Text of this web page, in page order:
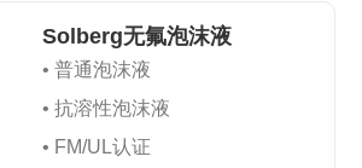
Solberg无氟泡沫液
• 普通泡沫液
• 抗溶性泡沫液
• FM/UL认证